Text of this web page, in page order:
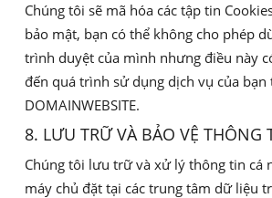
Chúng tôi sẽ mã hóa các tập tin
bảo mật, bạn có thể không cho phép
trình duyệt của mình nhưng điều này
đến quá trình sử dụng dịch vụ của bạn
DOMAINWEBSITE.
8. LƯU TRỮ VÀ BẢO VỆ THÔNG
Chúng tôi lưu trữ và xử lý thông tin cá
máy chủ đặt tại các trung tâm dữ liệu